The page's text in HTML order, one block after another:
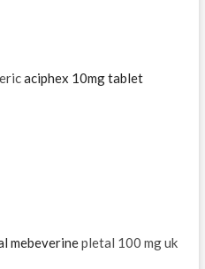
aciphex 10mg tablet
mebeverinepletal 100 mg uk